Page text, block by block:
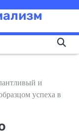
и
успеха в